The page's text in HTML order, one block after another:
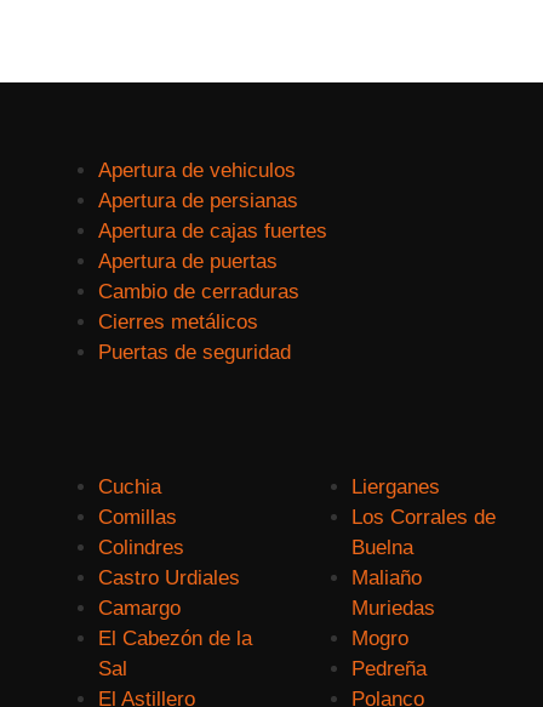
Apertura de vehiculos
Apertura de persianas
Apertura de cajas fuertes
Apertura de puertas
Cambio de cerraduras
Cierres metálicos
Puertas de seguridad
Cuchia
Comillas
Colindres
Castro Urdiales
Camargo
El Cabezón de la
Sal
El Astillero
Lierganes
Los Corrales de
Buelna
Maliaño
Muriedas
Mogro
Pedreña
Polanco